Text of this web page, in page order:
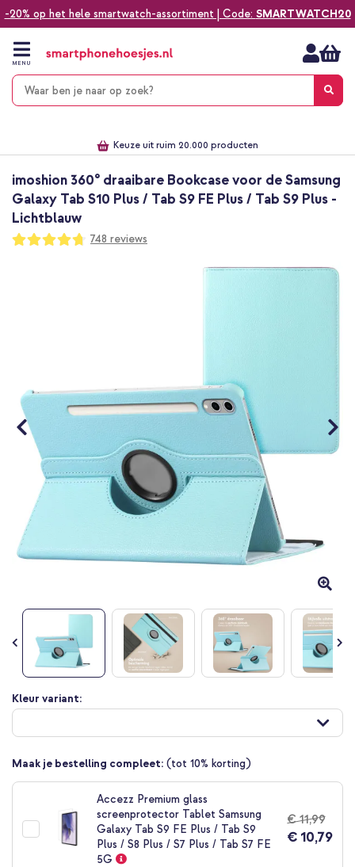
-20% op het hele smartwatch-assortiment | Code: SMARTWATCH20
naar
inhoud
MENU
Keuze uit ruim 20.000 producten
imoshion 360° draaibare Bookcase voor de Samsung
Galaxy Tab S10 Plus / Tab S9 FE Plus / Tab S9 Plus -
Lichtblauw
Waardering:
94
100
748 reviews
Ga
naar
begin
van
de
afbeeldingen-
Kleur variant:
Maak je bestelling compleet: (tot 10% korting)
Accezz Premium glass
screenprotector Tablet Samsung
Galaxy Tab S9 FE Plus / Tab S9
Plus / S8 Plus / S7 Plus / Tab S7 FE
5G
€ 11,99
€ 10,79